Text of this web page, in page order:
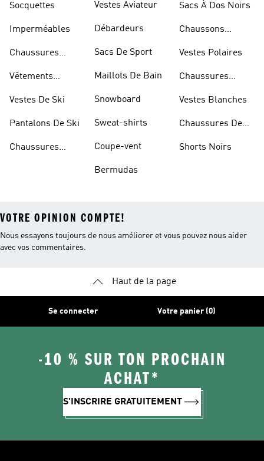
Socquettes
Imperméables
Chaussures
Vêtements
Vestes De Ski
Pantalons De Ski
Chaussures
Vestes Aviateur
Débardeurs
Sacs De Sport
Maillots De Bain
Snowboard
Sweat-shirts
Coupe-vent
Bermudas
Sacs À Dos Noirs
Chaussons
Vestes Polaires
Chaussures
Vestes Blanches
Chaussures De
Shorts Noirs
VOTRE OPINION COMPTE!
Nous essayons toujours de nous améliorer et vous pouvez nous aider
avec vos commentaires.
Haut de la page
Se connecter Votre panier (0)
-10 % SUR TON PROCHAIN
ACHAT*
S'INSCRIRE GRATUITEMENT